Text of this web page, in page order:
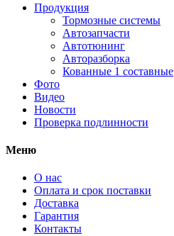
Продукция
Тормозные системы
Автозапчасти
Автотюнинг
Авторазборка
Кованные 1 составные
Фото
Видео
Новости
Проверка подлинности
Меню
О нас
Оплата и срок поставки
Доставка
Гарантия
Контакты